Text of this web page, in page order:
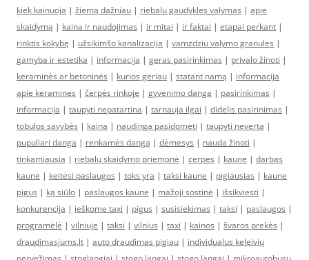
kiek kainuoja | žiemą dažniau | riebalu gaudykles valymas | apie
skaidymą | kaina ir naudojimas | ir mitai | ir faktai | etapai perkant |
rinktis kokybę | užsikimšo kanalizacija | vamzdziu valymo granules |
gamyba ir estetika | informacija | geras pasirinkimas | privalo žinoti |
keraminės ar betoninės | kurios geriau | statant namą | informacija
apie keramines | čerpės rinkoje | gyvenimo danga | pasirinkimas |
informacija | taupyti nepatartina | tarnauja ilgai | didelis pasirinimas |
tobulos savybės | kaina | naudinga pasidomėti | taupyti neverta |
pupuliari danga | renkamės dangą | dėmesys | nauda žinoti |
tinkamiausia | riebalų skaidymo priemonė | cerpes | kaune | darbas
kaune | keitėsi paslaugos | toks yra | taksi kaune | pigiausias | kaune
pigus | ką siūlo | paslaugos kaune | mažoji sostinė | išsikviesti |
konkurencija | ieškome taxi | pigus | susisiekimas | taksi | paslaugos |
programėlė | vilniuje | taksi | vilnius | taxi | kainos | švaros prekės |
draudimasjums.lt | auto draudimas pigiau | individualus keleivių